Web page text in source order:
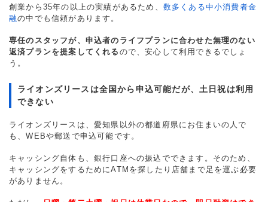
創業から35年の以上の実績があるため、 数多くある中小消費者金
融の中でも信頼があります。
専任のスタッフが、申込者のライフプランに合わせた無理のない
返済プランを提案してくれる ので、安心して利用できるでしょ
う。
ライオンズリースは全国から申込可能だが、土日祝は利用
できない
ライオンズリースは、愛知県以外の都道府県にお住まいの人で
も、WEBや郵送で申込可能です。
キャッシング自体も、銀行口座への振込でできます。そのため、
キャッシングをするためにATMを探したり店舗まで足を運ぶ必要
がありません。